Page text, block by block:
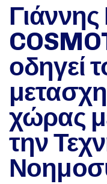
Γιάννης
οδηγεί
χώρας
την